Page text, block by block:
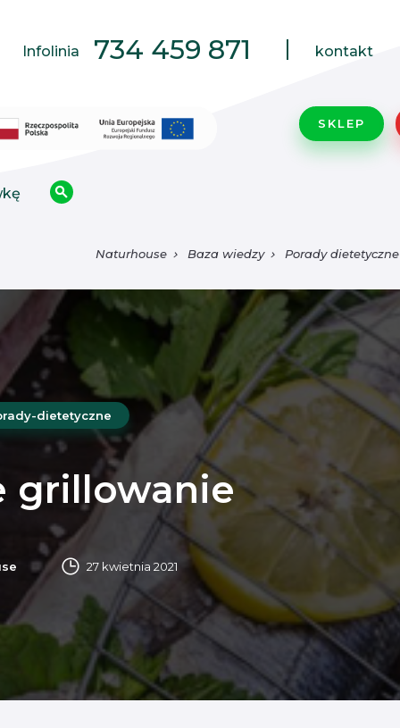
Infolinia 734 459 871 kontakt
SKLEP
Naturhouse Baza wiedzy Porady dietetyczne
dietetyczne
grillowanie
27 kwietnia 2021